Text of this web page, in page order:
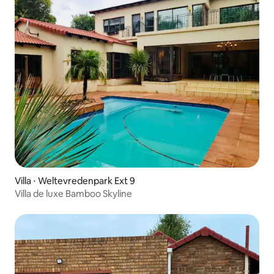
Villa ⋅ Weltevredenpark Ext 9
Villa de luxe Bamboo Skyline